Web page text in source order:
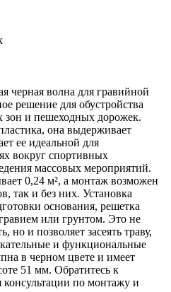
черная волна для гравийной
решение для обустройства
зон и пешеходных дорожек.
она выдерживает
ее идеальной для
вокруг спортивных
массовых мероприятий.
0,24 м², а монтаж возможен
так и без них. Установка
основания, решетка
или грунтом. Это не
но и позволяет засеять траву,
и функциональные
в черном цвете и имеет
51 мм. Обратитесь к
по монтажу и